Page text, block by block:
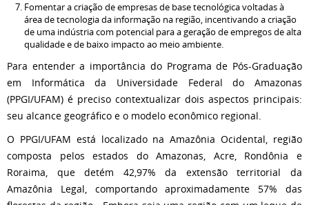
Fomentar a criação de empresas de base tecnológica voltadas à
área de tecnologia da informação na região, incentivando a criação
de uma indústria com potencial para a geração de empregos de alta
qualidade e de baixo impacto ao meio ambiente.
Para entender a importância do Programa de Pós-Graduação
em Informática da Universidade Federal do Amazonas
(PPGI/UFAM) é preciso contextualizar dois aspectos principais:
seu alcance geográfico e o modelo econômico regional.
O PPGI/UFAM está localizado na Amazônia Ocidental, região
composta pelos estados do Amazonas, Acre, Rondônia e
Roraima, que detém 42,97% da extensão territorial da
Amazônia Legal, comportando aproximadamente 57% das